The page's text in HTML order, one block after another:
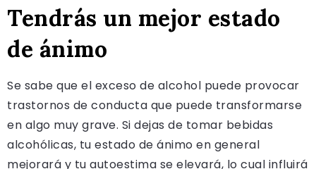
Tendrás un mejor estado
de ánimo
Se sabe que el exceso de alcohol puede provocar
trastornos de conducta que puede transformarse
en algo muy grave. Si dejas de tomar bebidas
alcohólicas, tu estado de ánimo en general
mejorará y tu autoestima se elevará, lo cual influirá